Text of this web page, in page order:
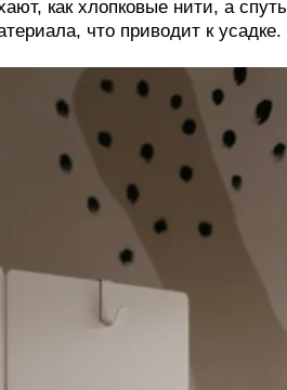
как хлопковые нити, а
что приводит к усадке.